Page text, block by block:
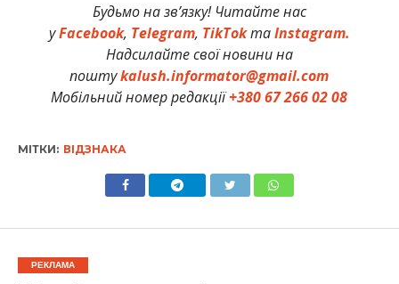
Будьмо на зв’язку! Читайте нас
уFacebook, Telegram, TikTokтаInstagram.
Надсилайте свої новини на
поштуkalush.informator@gmail.com
Мобільний номер редакції+380 67 266 02 08
МІТКИ: ВІДЗНАКА
РЕКЛАМА